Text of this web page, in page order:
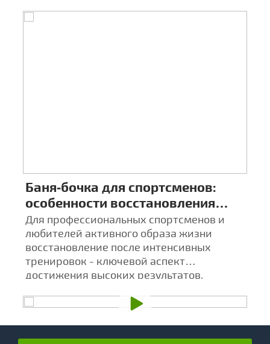
Баня‑бочка для спортсменов:
особенности восстановления
после тренировок
Для профессиональных спортсменов и
любителей активного образа жизни
восстановление после интенсивных
тренировок - ключевой аспект
достижения высоких результатов.